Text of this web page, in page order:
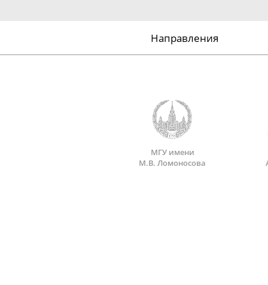
Направления
МГУ имени
М.В. Ломоносова